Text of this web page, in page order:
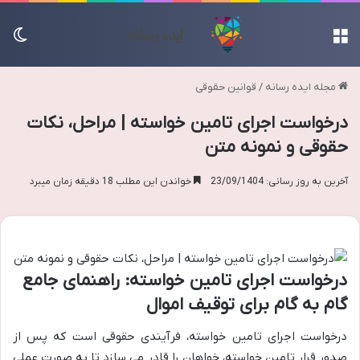
مجله ایده رسانه / قوانین حقوقی
درخواست اجرای تامین خواسته | مراحل، نکات
حقوقی و نمونه متن
آخرین به روز رسانی: 23/09/1404 خواندن این مطلب 18 دقیقه زمان میبرد
درخواست اجرای تامین خواسته: راهنمای جامع
گام به گام برای توقیف اموال
درخواست اجرای تامین خواسته، فرآیندی حقوقی است که پس از